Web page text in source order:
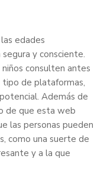
edades
y consciente.
consulten antes
de plataformas,
Además de
de que esta web
las personas pueden
como una suerte de
y a la que